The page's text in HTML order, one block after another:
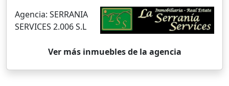
Agencia: SERRANIA
SERVICES 2.006 S.L
Ver más inmuebles de la agencia